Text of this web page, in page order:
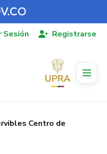
Sesión Registrarse
Centro de